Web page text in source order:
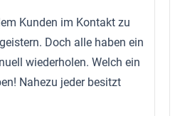
Kunden im Kontakt zu
Doch alle haben ein
wiederholen. Welch ein
Nahezu jeder besitzt